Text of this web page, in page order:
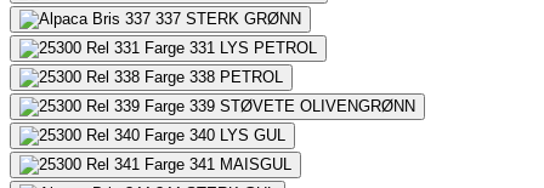
337 STERK GRØNN
331 LYS PETROL
338 PETROL
339 STØVETE OLIVENGRØNN
340 LYS GUL
341 MAISGUL